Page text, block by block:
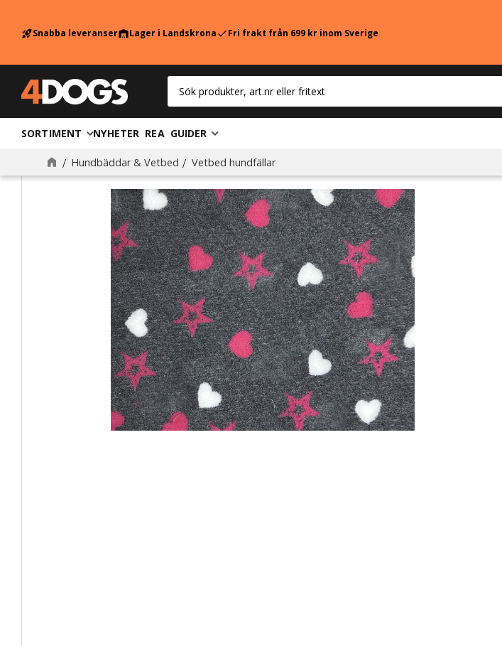
rocket_launchSnabba leveranserwarehouseLager i LandskronacheckFri frakt från 699 kr inom Sverige
SORTIMENT NYHETER REA GUIDER
Hundbäddar & Vetbed Vetbed hundfällar